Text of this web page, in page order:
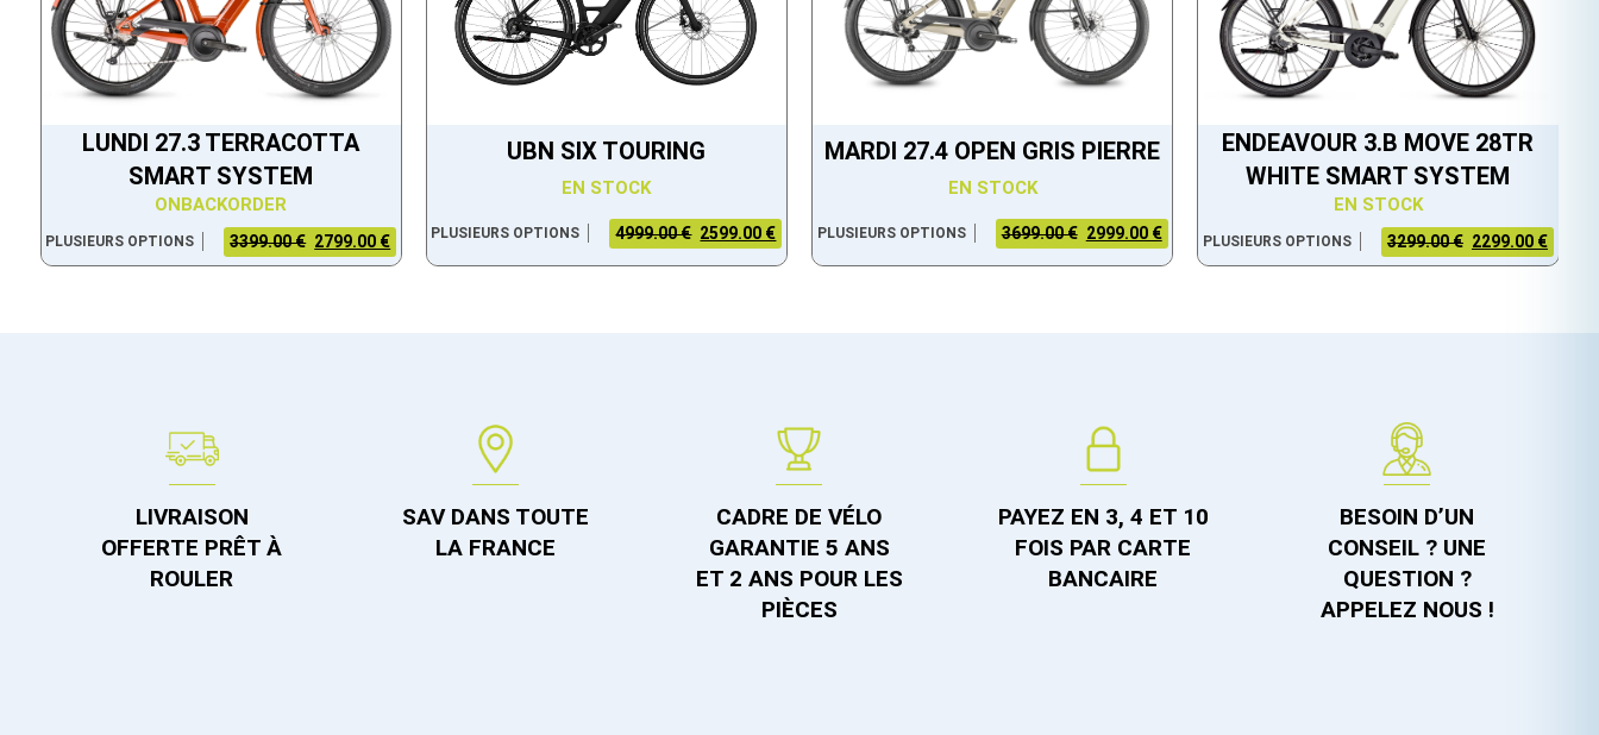
LUNDI 27.3 TERRACOTTA
SMART SYSTEM
ONBACKORDER
PLUSIEURS OPTIONS 3399.00 € 2799.00 €
UBN SIX TOURING
EN STOCK
PLUSIEURS OPTIONS 4999.00 € 2599.00 €
MARDI 27.4 OPEN GRIS PIERRE
EN STOCK
PLUSIEURS OPTIONS 3699.00 € 2999.00 €
ENDEAVOUR 3.B MOVE 28TR
WHITE SMART SYSTEM
EN STOCK
PLUSIEURS OPTIONS 3299.00 € 2299.00 €
LIVRAISON
OFFERTE PRÊT À
ROULER
SAV DANS TOUTE
LA FRANCE
CADRE DE VÉLO
GARANTIE 5 ANS
ET 2 ANS POUR LES
PIÈCES
PAYEZ EN 3, 4 ET 10
FOIS PAR CARTE
BANCAIRE
BESOIN D’UN
CONSEIL ? UNE
QUESTION ?
APPELEZ NOUS !